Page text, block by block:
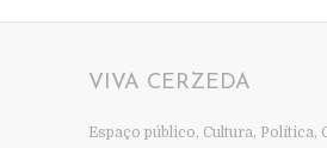
VIVA CERZEDA
Espaço público, Cultura, Política,